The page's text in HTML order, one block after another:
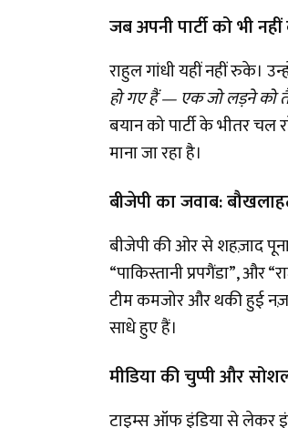
जब अपनी पार्टी को भी
राहुल गांधी यहीं नहीं रुके।
हो गए हैं — एक जो लड़ने को
बयान को पार्टी के भीतर चल
माना जा रहा है।
बीजेपी का जवाब:
बीजेपी की ओर से शहज़ाद
“पाकिस्तानी प्रपगैंडा”, और
टीम कमजोर और थकी हुई
साधे हुए हैं।
मीडिया की चुप्पी और
टाइम्स ऑफ इंडिया से लेकर